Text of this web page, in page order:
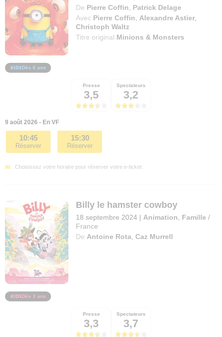
De Pierre Coffin
Patrick Delage
Avec Pierre Coffin Alexandre Astier
Christoph Waltz
Titre original Minions & Monsters
Dès 6 ans
Presse
3,5
Spectateurs
3,2
9 août 2026 - En VF
10:45
Réserver
15:30
Réserver
Choisissez votre horaire pour réserver votre e-ticket.
Billy le hamster cowboy
18 septembre 2024 | Animation Famille /
France
De Antoine Rota ,Caz Murrell
Dès 3 ans
Presse
3,3
Spectateurs
3,7